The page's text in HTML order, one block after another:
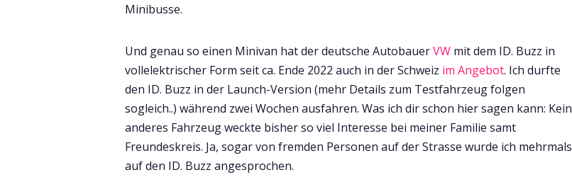
Minibusse.
Und genau so einen Minivan hat der deutsche AutobauerVW mit dem ID. Buzz in
vollelektrischer Form seit ca. Ende 2022 auch in der Schweiz im Angebot. Ich durfte
den ID. Buzz in der Launch-Version (mehr Details zum Testfahrzeug folgen
sogleich..) während zwei Wochen ausfahren. Was ich dir schon hier sagen kann: Kein
anderes Fahrzeug weckte bisher so viel Interesse bei meiner Familie samt
Freundeskreis. Ja, sogar von fremden Personen auf der Strasse wurde ich mehrmals
auf den ID. Buzz angesprochen.